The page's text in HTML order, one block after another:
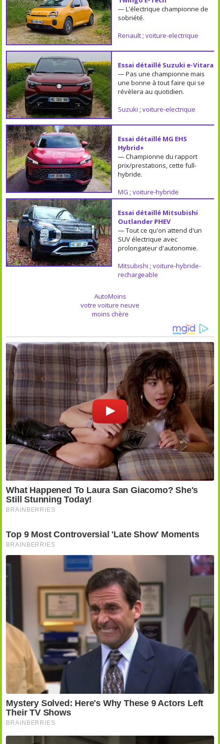
— L'électrique championne de
sobriété.
Renault; voiture-electrique
Essai détaillé Suzuki e-Vitara
— Pas une championne mais
une bonne à tout faire qui se
révèlera au quotidien.
Suzuki ; voiture-electrique
Essai détaillé MG EHS
Hybrid+
— Championne du rapport
prix/prestations, cette full-
hybride.
MG ; voiture-hybride
Essai détaillé Mitsubishi
Outlander PHEV
— Tout ce qu'on attend d'un
SUV électrique avec
prolongateur d'autonomie.
Mitsubishi ; voiture-hybride-
rechargeable
AutoMoins
votre voiture neuve
moins chère